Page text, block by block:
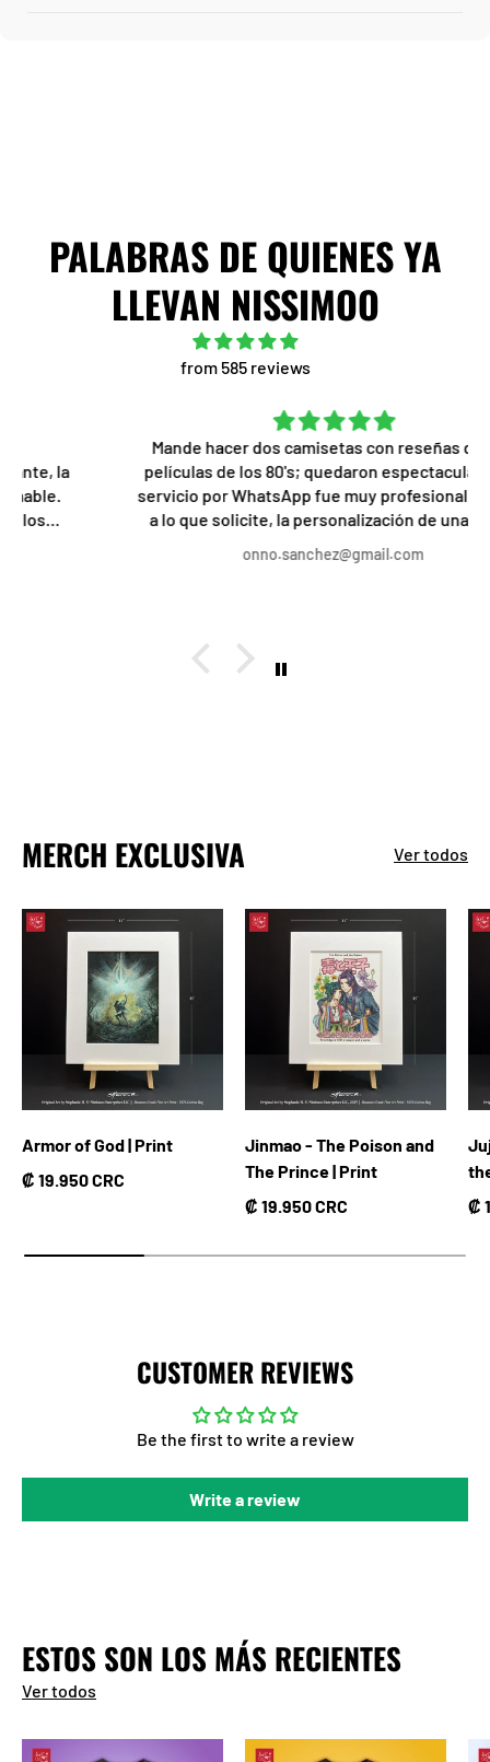
PALABRAS DE QUIENES YA
LLEVAN NISSIMOO
from 585 reviews
Mande hacer dos camisetas con reseñas de dos
películas de los 80's; quedaron espectaculares, el
servicio por WhatsApp fue muy profesional, acorde
a lo que solicite, la personalización de una de las
camisetas a mi gusto fue lo mejor, el trato, servicio
y rapidez, increíble, recomendado al 1000%
onno.sanchez@gmail.com
MERCH EXCLUSIVA Ver todos
Armor of God | Print
Precio normal
₡ 19.950 CRC
Jinmao - The Poison and
The Prince | Print
Precio normal
₡ 19.950 CRC ₡
CUSTOMER REVIEWS
Be the first to write a review
Write a review
ESTOS SON LOS MÁS RECIENTES
Ver todos